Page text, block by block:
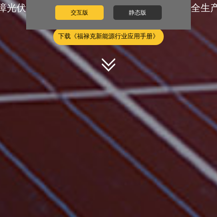
光伏电站、风电场、水电设备正常运行和安全生
下载《福禄克新能源行业应用手册》
交互版 静态版